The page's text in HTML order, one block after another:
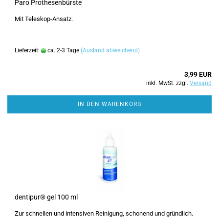
Paro Prothesenbürste
Mit Teleskop-Ansatz.
Lieferzeit: ca. 2-3 Tage (Ausland abweichend)
3,99 EUR
inkl. MwSt. zzgl. Versand
IN DEN WARENKORB
dentipur® gel 100 ml
Zur schnellen und intensiven Reinigung, schonend und gründlich.